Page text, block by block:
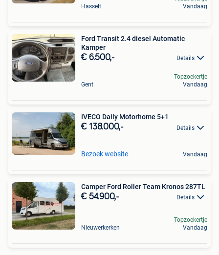
Hasselt
Vandaag
Ford Transit 2.4 diesel Automatic
Kamper
€ 6.500,- Details
Gent
Topzoekertje
Vandaag
IVECO Daily Motorhome 5+1
€ 138.000,- Details
Bezoek website Vandaag
Camper Ford Roller Team Kronos 287TL
€ 54.900,- Details
Nieuwerkerken
Topzoekertje
Vandaag